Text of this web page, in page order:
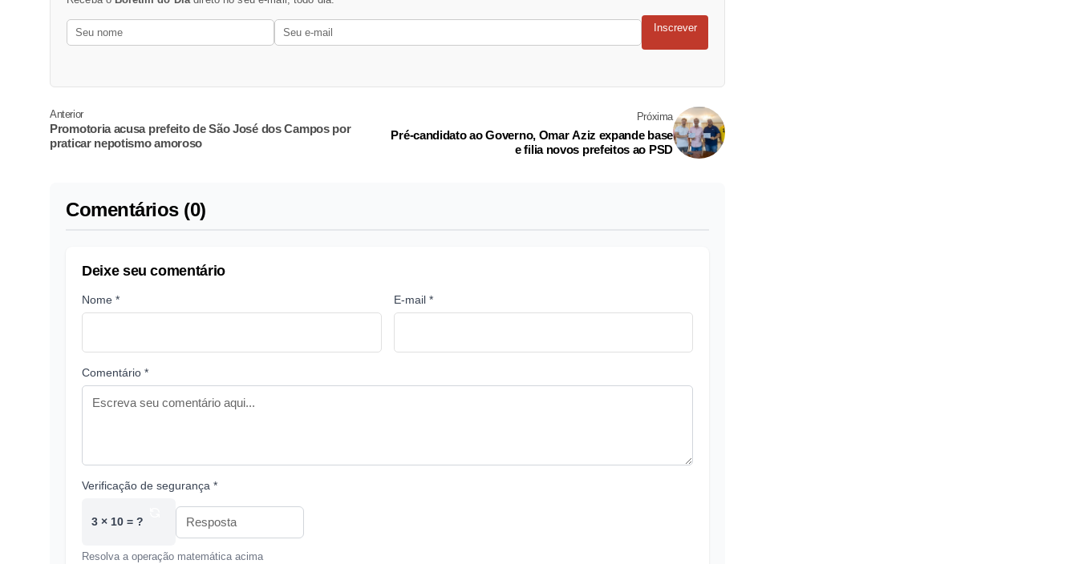
Inscrever
Anterior
Promotoria acusa prefeito de São José dos Campos por
praticar nepotismo amoroso
Próxima
Pré-candidato ao Governo, Omar Aziz expande base
e filia novos prefeitos ao PSD
Comentários (0)
Deixe seu comentário
Nome * E-mail *
Comentário *
Verificação de segurança *
3 × 10 = ?
Resolva a operação matemática acima